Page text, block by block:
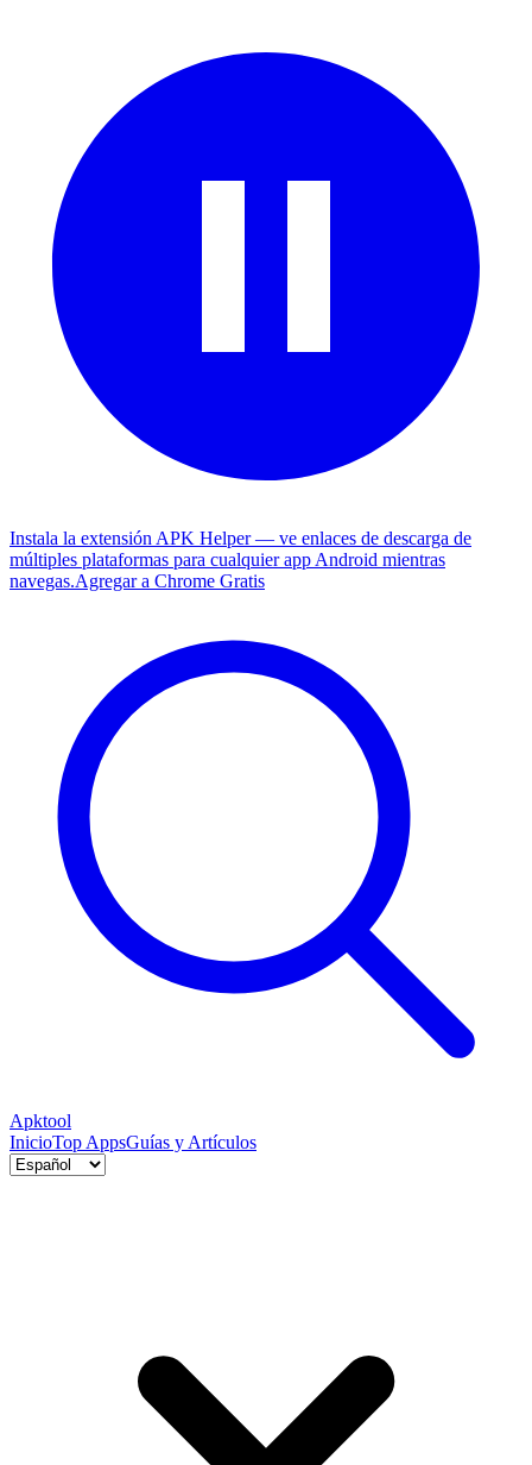
Instala la extensión APK Helper — ve enlaces de descarga de
múltiples plataformas para cualquier app Android mientras
navegas.Agregar a Chrome Gratis
Apktool
InicioTop AppsGuías y Artículos